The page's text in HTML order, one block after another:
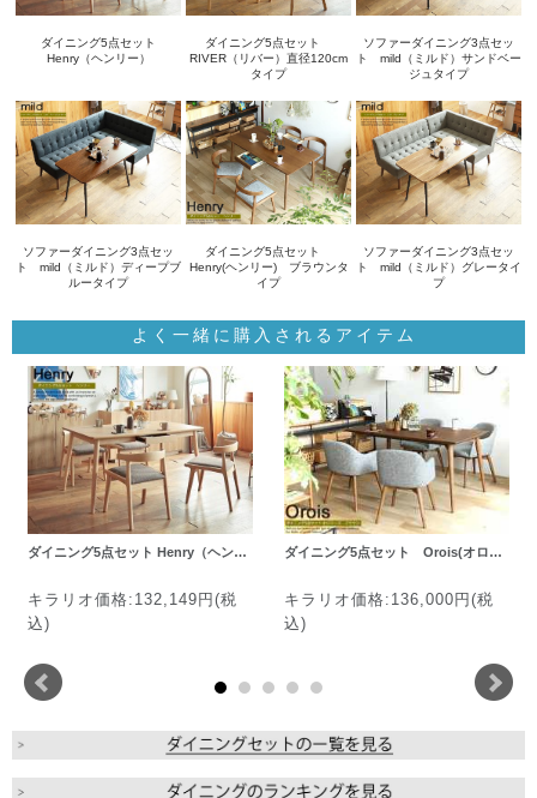
ダイニング5点セット
Henry（ヘンリー）
ダイニング5点セット
RIVER（リバー）直径120cm
タイプ
ソファーダイニング3点セッ
ト mild（ミルド）サンドベー
ジュタイプ
ソファーダイニング3点セッ
ト mild（ミルド）ディープブ
ルータイプ
ダイニング5点セット
Henry(ヘンリー) ブラウンタ
イプ
ソファーダイニング3点セッ
ト mild（ミルド）グレータイ
プ
よく一緒に購入されるアイテム
ダイニング5点セット Henry（ヘン…
キラリオ価格:132,149円(税
込)
ダイニング5点セット Orois(オロ…
キラリオ価格:136,000円(税
込)